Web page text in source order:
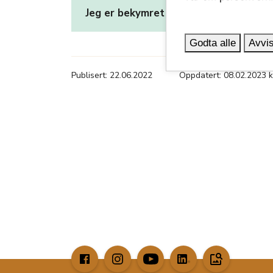
Jeg er bekymret for rusbruken til
Publisert: 22.06.2022 Oppdatert: 08.02.2023
image_search
Godta alle